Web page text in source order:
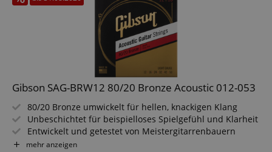
Gibson SAG-BRW12 80/20 Bronze Acoustic 012-053
80/20 Bronze umwickelt für hellen, knackigen Klang
Unbeschichtet für beispielloses Spielgefühl und Klarheit
Entwickelt und getestet von Meistergitarrenbauern
Saitenstärken: .012 .016 .024 .032 .042 .053
mehr anzeigen